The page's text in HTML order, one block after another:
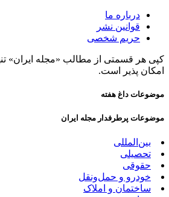
درباره ما
قوانین نشر
حریم شخصی
کپی هر قسمتی از مطالب «مجله ایران»
امکان پذیر است.
موضوعات داغ هفته
موضوعات پرطرفدار مجله ایران
بین‌المللی
تحصیلی
حقوقی
خودرو و حمل‌و‌نقل
ساختمان و املاک